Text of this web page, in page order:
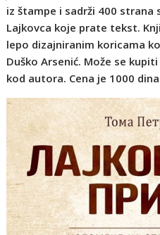
iz štampe i sadrži 400
Lajkovca koje prate tekst.
lepo dizajniranim koricama
Duško Arsenić. Može se
kod autora. Cena je 1000